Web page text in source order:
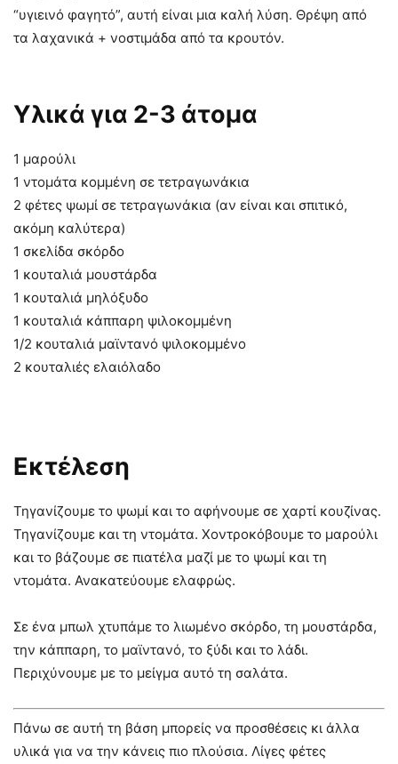
“υγιεινό φαγητό”, αυτή είναι μια καλή λύση. Θρέψη από
τα λαχανικά + νοστιμάδα από τα κρουτόν.
Υλικά για 2-3 άτομα
1 μαρούλι
1 ντομάτα κομμένη σε τετραγωνάκια
2 φέτες ψωμί σε τετραγωνάκια (αν είναι και σπιτικό,
ακόμη καλύτερα)
1 σκελίδα σκόρδο
1 κουταλιά μουστάρδα
1 κουταλιά μηλόξυδο
1 κουταλιά κάππαρη ψιλοκομμένη
1/2 κουταλιά μαϊντανό ψιλοκομμένο
2 κουταλιές ελαιόλαδο
Εκτέλεση
Τηγανίζουμε το ψωμί και το αφήνουμε σε χαρτί κουζίνας.
Τηγανίζουμε και τη ντομάτα. Χοντροκόβουμε το μαρούλι
και το βάζουμε σε πιατέλα μαζί με το ψωμί και τη
ντομάτα. Ανακατεύουμε ελαφρώς.
Σε ένα μπωλ χτυπάμε το λιωμένο σκόρδο, τη μουστάρδα,
την κάππαρη, το μαϊντανό, το ξύδι και το λάδι.
Περιχύνουμε με το μείγμα αυτό τη σαλάτα.
Πάνω σε αυτή τη βάση μπορείς να προσθέσεις κι άλλα
υλικά για να την κάνεις πιο πλούσια. Λίγες φέτες